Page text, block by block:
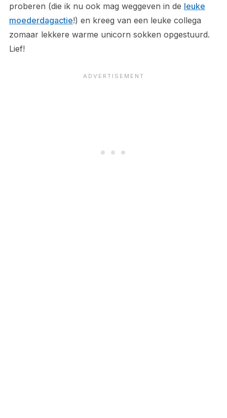
proberen (die ik nu ook mag weggeven in de leuke
moederdagactie!) en kreeg van een leuke collega
zomaar lekkere warme unicorn sokken opgestuurd.
Lief!